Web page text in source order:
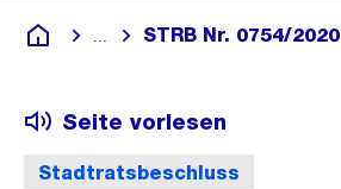
Deutsch
Blende alle Breadcrumbs ein
STRB Nr. 0754/2020
Stadtratsbeschluss
Seite vorlesen